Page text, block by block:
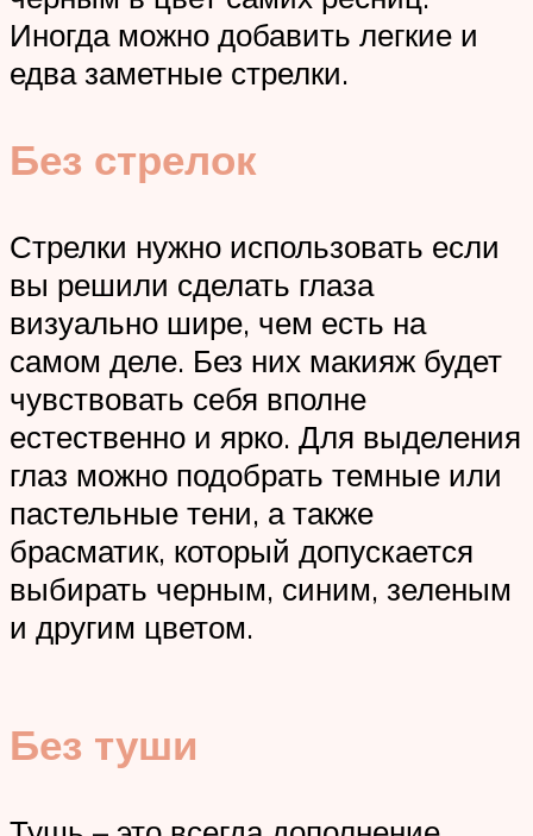
Иногда можно добавить легкие и
едва заметные стрелки.
Без стрелок
Стрелки нужно использовать если
вы решили сделать глаза
визуально шире, чем есть на
самом деле. Без них макияж будет
чувствовать себя вполне
естественно и ярко. Для выделения
глаз можно подобрать темные или
пастельные тени, а также
брасматик, который допускается
выбирать черным, синим, зеленым
и другим цветом.
Без туши